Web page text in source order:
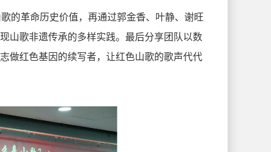
的革命历史价值，再通过郭金香、叶静、谢旺
山歌非遗传承的多样实践。最后分享团队以数
做红色基因的续写者，让红色山歌的歌声代代